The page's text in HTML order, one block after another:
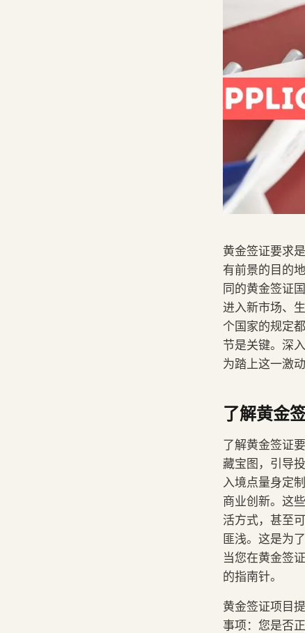
黄金签证要求
有前景的目的
同的黄金签证
进入新市场、
个国家的规定
节是关键。深
为踏上这一激
了解黄金
了解黄金签证
藏宝图，引导
入境点量身定
商业创新。这
活方式，甚至
匪浅。这是为
当您在黄金签
的指南针。
黄金签证项目
事项：您是否